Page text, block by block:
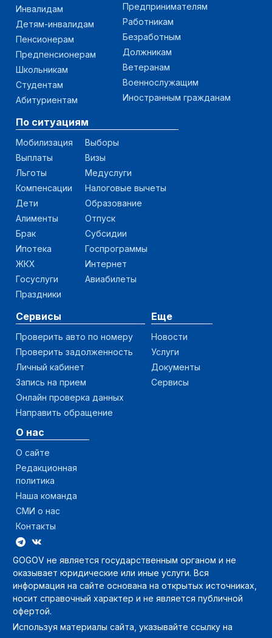
Инвалидам
Детям-инвалидам
Пенсионерам
Предпенсионерам
Школьникам
Студентам
Абитуриентам
Предпринимателям
Работникам
Безработным
Должникам
Ветеранам
Военнослужащим
Иностранным гражданам
По ситуациям
Мобилизация
Выплаты
Льготы
Компенсации
Дети
Алименты
Брак
Ипотека
ЖКХ
Госуслуги
Праздники
Выборы
Визы
Медуслуги
Налоговые вычеты
Образование
Отпуск
Субсидии
Госпрограммы
Интернет
Авиабилеты
Сервисы
Проверить авто по номеру
Проверить задолженность
Личный кабинет
Запись на прием
Онлайн проверка данных
Направить обращение
Еще
Новости
Услуги
Документы
Сервисы
О нас
О сайте
Редакционная
политика
Наша команда
СМИ о нас
Контакты
GOGOV не является государственным органом и не
оказывает юридические или иные услуги. Вся
информация на сайте основана на открытых источниках,
носит справочный характер и не является публичной
офертой.
Используя материалы сайта, указывайте ссылку на